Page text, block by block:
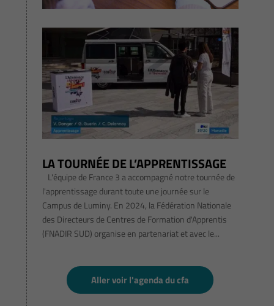
LA TOURNÉE DE L’APPRENTISSAGE
L'équipe de France 3 a accompagné notre tournée de
l'apprentissage durant toute une journée sur le
Campus de Luminy. En 2024, la Fédération Nationale
des Directeurs de Centres de Formation d'Apprentis
(FNADIR SUD) organise en partenariat et avec le...
Aller voir l'agenda du cfa